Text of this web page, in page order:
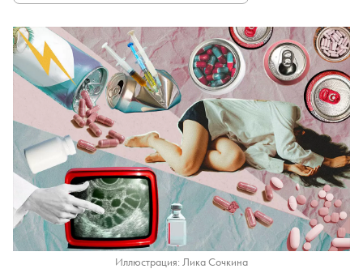
Иллюстрация: Лика Сочкина